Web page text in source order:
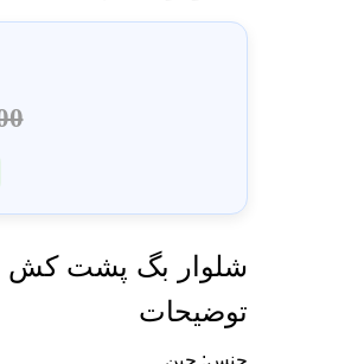
شلوار بگ پشت کش
توضیحات
جنس: جین